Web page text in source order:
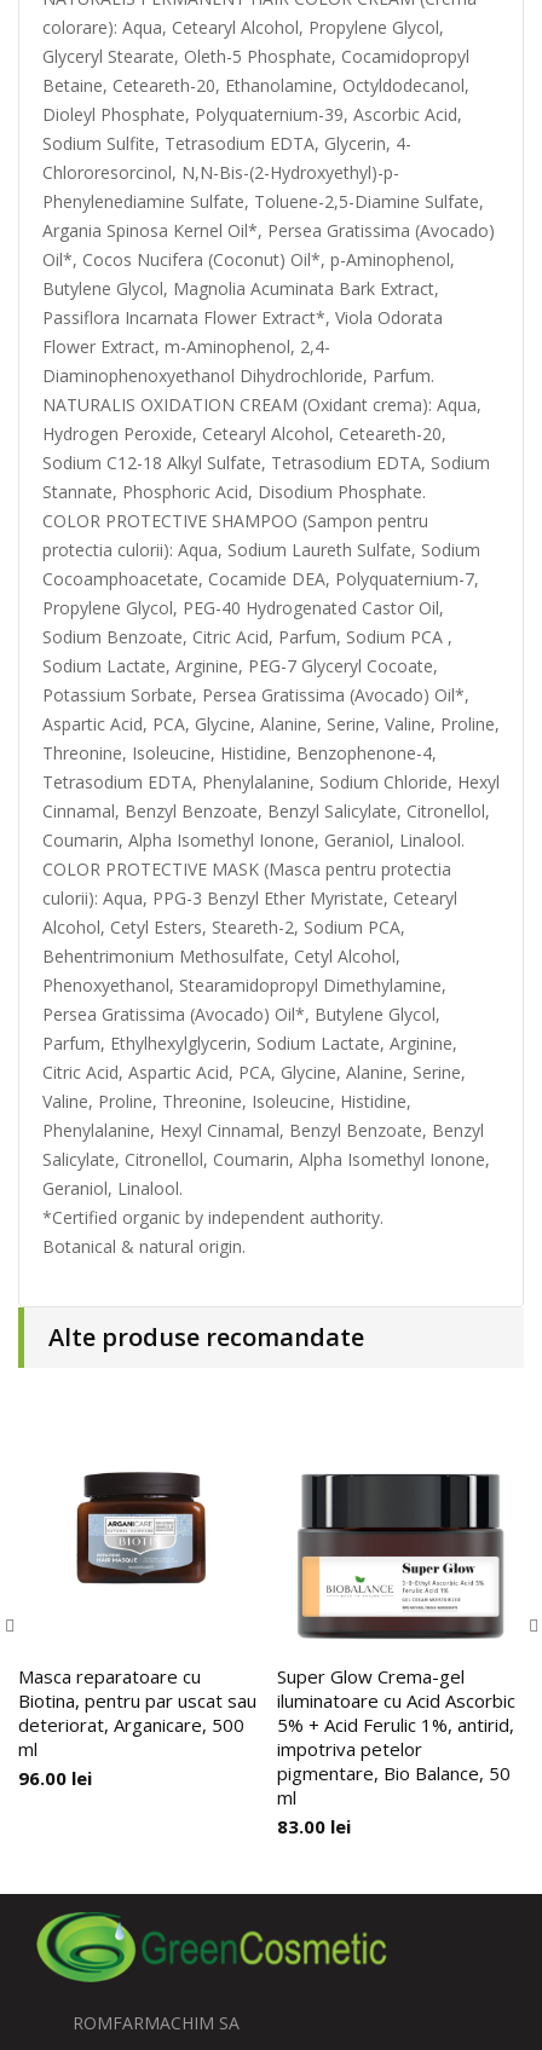
colorare): Aqua, Cetearyl Alcohol, Propylene Glycol,
Glyceryl Stearate, Oleth-5 Phosphate, Cocamidopropyl
Betaine, Ceteareth-20, Ethanolamine, Octyldodecanol,
Dioleyl Phosphate, Polyquaternium-39, Ascorbic Acid,
Sodium Sulfite, Tetrasodium EDTA, Glycerin, 4-
Chlororesorcinol, N,N-Bis-(2-Hydroxyethyl)-p-
Phenylenediamine Sulfate, Toluene-2,5-Diamine Sulfate,
Argania Spinosa Kernel Oil*, Persea Gratissima (Avocado)
Oil*, Cocos Nucifera (Coconut) Oil*, p-Aminophenol,
Butylene Glycol, Magnolia Acuminata Bark Extract,
Passiflora Incarnata Flower Extract*, Viola Odorata
Flower Extract, m-Aminophenol, 2,4-
Diaminophenoxyethanol Dihydrochloride, Parfum.
NATURALIS OXIDATION CREAM (Oxidant crema): Aqua,
Hydrogen Peroxide, Cetearyl Alcohol, Ceteareth-20,
Sodium C12-18 Alkyl Sulfate, Tetrasodium EDTA, Sodium
Stannate, Phosphoric Acid, Disodium Phosphate.
COLOR PROTECTIVE SHAMPOO (Sampon pentru
protectia culorii): Aqua, Sodium Laureth Sulfate, Sodium
Cocoamphoacetate, Cocamide DEA, Polyquaternium-7,
Propylene Glycol, PEG-40 Hydrogenated Castor Oil,
Sodium Benzoate, Citric Acid, Parfum, Sodium PCA ,
Sodium Lactate, Arginine, PEG-7 Glyceryl Cocoate,
Potassium Sorbate, Persea Gratissima (Avocado) Oil*,
Aspartic Acid, PCA, Glycine, Alanine, Serine, Valine, Proline,
Threonine, Isoleucine, Histidine, Benzophenone-4,
Tetrasodium EDTA, Phenylalanine, Sodium Chloride, Hexyl
Cinnamal, Benzyl Benzoate, Benzyl Salicylate, Citronellol,
Coumarin, Alpha Isomethyl Ionone, Geraniol, Linalool.
COLOR PROTECTIVE MASK (Masca pentru protectia
culorii): Aqua, PPG-3 Benzyl Ether Myristate, Cetearyl
Alcohol, Cetyl Esters, Steareth-2, Sodium PCA,
Behentrimonium Methosulfate, Cetyl Alcohol,
Phenoxyethanol, Stearamidopropyl Dimethylamine,
Persea Gratissima (Avocado) Oil*, Butylene Glycol,
Parfum, Ethylhexylglycerin, Sodium Lactate, Arginine,
Citric Acid, Aspartic Acid, PCA, Glycine, Alanine, Serine,
Valine, Proline, Threonine, Isoleucine, Histidine,
Phenylalanine, Hexyl Cinnamal, Benzyl Benzoate, Benzyl
Salicylate, Citronellol, Coumarin, Alpha Isomethyl Ionone,
Geraniol, Linalool.
*Certified organic by independent authority.
Botanical & natural origin.
Alte produse recomandate
Masca reparatoare cu
Biotina, pentru par uscat sau
deteriorat, Arganicare, 500
ml
96.00 lei
Super Glow Crema-gel
iluminatoare cu Acid Ascorbic
5% + Acid Ferulic 1%, antirid,
impotriva petelor
pigmentare, Bio Balance, 50
ml
83.00 lei
ROMFARMACHIM SA